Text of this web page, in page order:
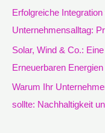
Erfolgreiche
Unternehmensalltag:
Solar, Wind & Co.:
Erneuerbaren Energien
Warum Ihr
sollte: Nachhaltigkeit